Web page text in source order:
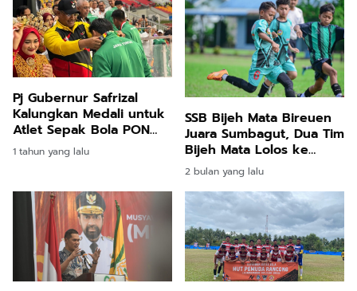
Pj Gubernur Safrizal
Kalungkan Medali untuk
Atlet Sepak Bola PON
XXI Aceh-Sumut
1 tahun yang lalu
SSB Bijeh Mata Bireuen
Juara Sumbagut, Dua Tim
Bijeh Mata Lolos ke
Tingkat Nasional
2 bulan yang lalu